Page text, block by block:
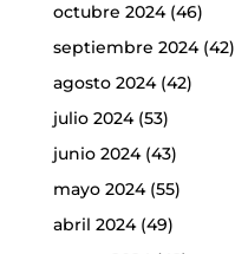
octubre 2024(46)
septiembre 2024(42)
agosto 2024(42)
julio 2024(53)
junio 2024(43)
mayo 2024(55)
abril 2024(49)